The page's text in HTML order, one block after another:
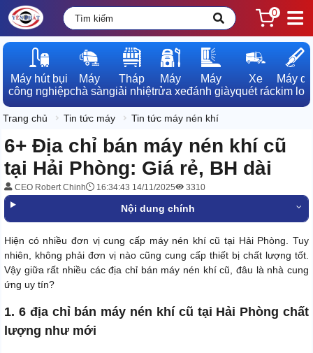
0
Máy hút bụi
công nghiệp
Máy
chà sàn
Tháp
giải nhiệt
Máy
rửa xe
Máy
đánh giày
Xe
quét rác
Máy dò
kim loại
Trang chủ Tin tức máy Tin tức máy nén khí
6+ Địa chỉ bán máy nén khí cũ
tại Hải Phòng: Giá rẻ, BH dài
CEO Robert Chinh 16:34:43 14/11/2025 3310
Nội dung chính
Hiện có nhiều đơn vị cung cấp máy nén khí cũ tại Hải Phòng. Tuy
nhiên, không phải đơn vị nào cũng cung cấp thiết bị chất lượng tốt.
Vậy giữa rất nhiều các địa chỉ bán máy nén khí cũ, đâu là nhà cung
ứng uy tín?
1. 6 địa chỉ bán máy nén khí cũ tại Hải Phòng chất
lượng như mới